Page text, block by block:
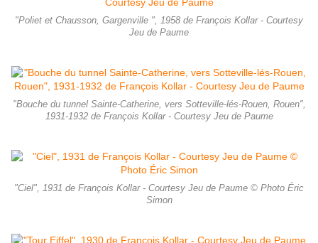
"Poliet et Chausson, Gargenville ", 1958 de François Kollar - Courtesy
Jeu de Paume
"Bouche du tunnel Sainte-Catherine, vers Sotteville-lés-Rouen, Rouen",
1931-1932 de François Kollar - Courtesy Jeu de Paume
"Ciel", 1931 de François Kollar - Courtesy Jeu de Paume © Photo Éric
Simon